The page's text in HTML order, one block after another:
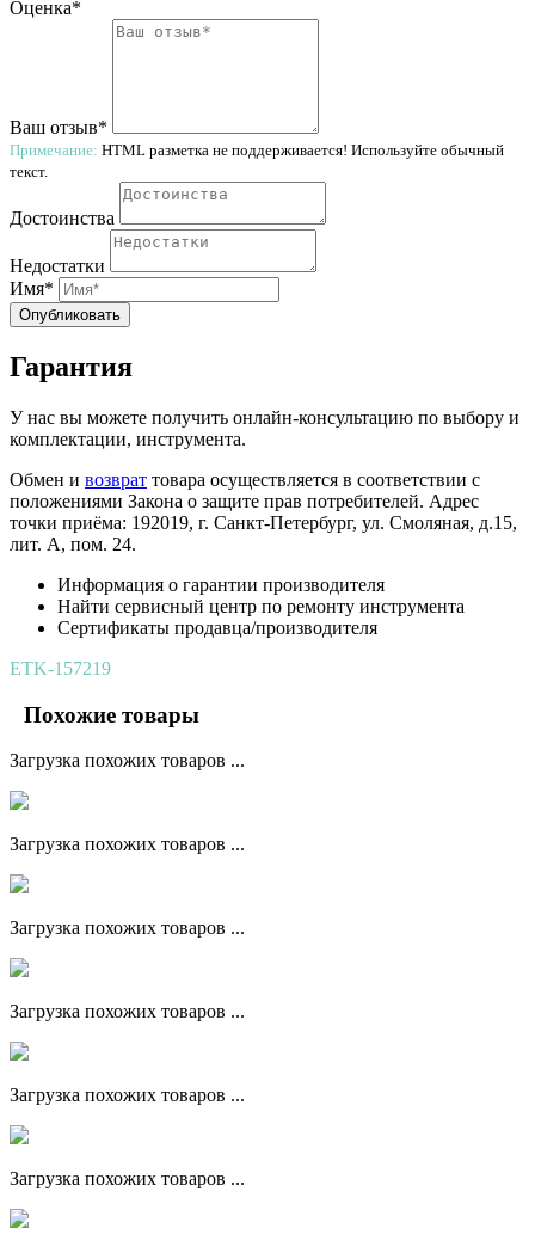
Оценка*
Ваш отзыв*
Примечание: HTML разметка не поддерживается! Используйте обычный
текст.
Достоинства
Недостатки
Имя*
Опубликовать
Гарантия
У нас вы можете получить онлайн-консультацию по выбору и
комплектации, инструмента.
Обмен и возврат товара осуществляется в соответствии с
положениями Закона о защите прав потребителей. Адрес
точки приёма: 192019, г. Санкт-Петербург, ул. Смоляная, д.15,
лит. А, пом. 24.
Информация о гарантии производителя
Найти сервисный центр по ремонту инструмента
Сертификаты продавца/производителя
ETK-157219
Похожие товары
Загрузка похожих товаров ...
Загрузка похожих товаров ...
Загрузка похожих товаров ...
Загрузка похожих товаров ...
Загрузка похожих товаров ...
Загрузка похожих товаров ...